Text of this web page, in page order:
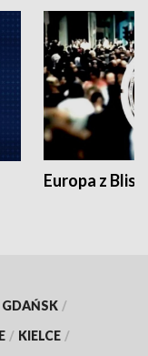
Europa z
GDAŃSK /
/ KIELCE /